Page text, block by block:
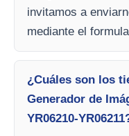
invitamos a
mediante el
¿Cuáles son los
Generador de
YR06210-